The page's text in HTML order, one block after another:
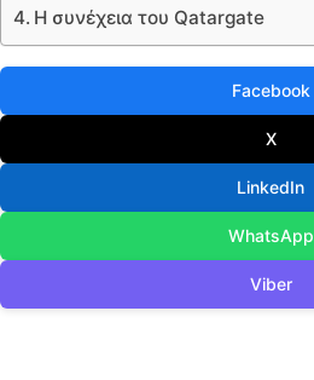
Η συνέχεια του Qatargate
Facebook
X
LinkedIn
WhatsApp
Viber